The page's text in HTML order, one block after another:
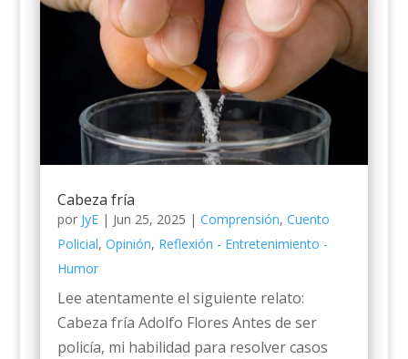
Cabeza fría
por JyE| Jun 25, 2025 | Comprensión, Cuento
Policial, Opinión, Reflexión - Entretenimiento -
Humor
Lee atentamente el siguiente relato:
Cabeza fría Adolfo Flores Antes de ser
policía, mi habilidad para resolver casos